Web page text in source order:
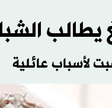
يطالب
لأسباب عائلية